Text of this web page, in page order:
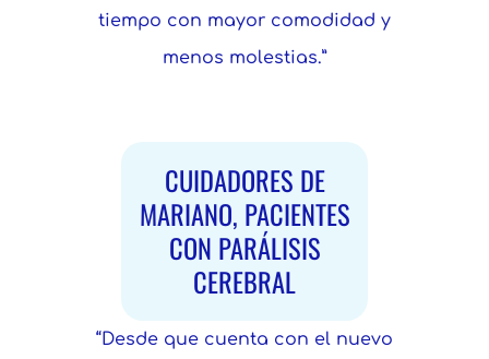
tiempo con mayor comodidad y
menos molestias.”
CUIDADORES DE
MARIANO, PACIENTES
CON PARÁLISIS
CEREBRAL
“Desde que cuenta con el nuevo